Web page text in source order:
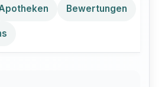
Bewertungen